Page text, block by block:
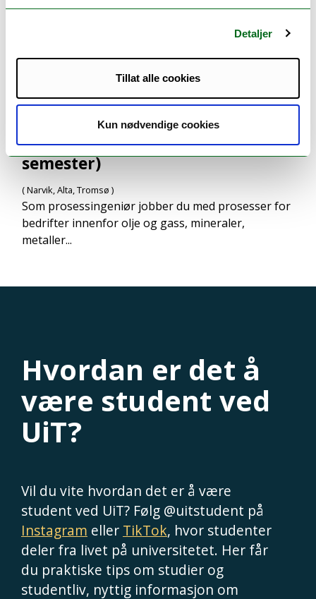
Detaljer
Tillat alle cookies
Kun nødvendige cookies
Prosessteknologi, ingeniør -
bachelor (ordinær, y-vei, 3-
semester)
( Narvik, Alta, Tromsø )
Som prosessingeniør jobber du med prosesser for
bedrifter innenfor olje og gass, mineraler,
metaller...
Hvordan er det å
være student ved
UiT?
Vil du vite hvordan det er å være
student ved UiT? Følg @uitstudent på
Instagram eller TikTok, hvor studenter
deler fra livet på universitetet. Her får
du praktiske tips om studier og
studentliv, nyttig informasjon om